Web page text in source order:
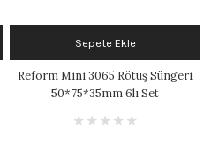
Sepete Ekle
Reform Mini 3065 Rötuş Süngeri
50*75*35mm 6lı Set